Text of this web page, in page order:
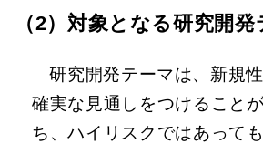
（2）対象となる研究開発
研究開発テーマは、新規
確実な見通しをつけること
ち、ハイリスクではあって